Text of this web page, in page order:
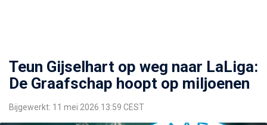
Teun Gijselhart op weg naar LaLiga:
De Graafschap hoopt op miljoenen
Bijgewerkt: 11 mei 2026 13:59 CEST